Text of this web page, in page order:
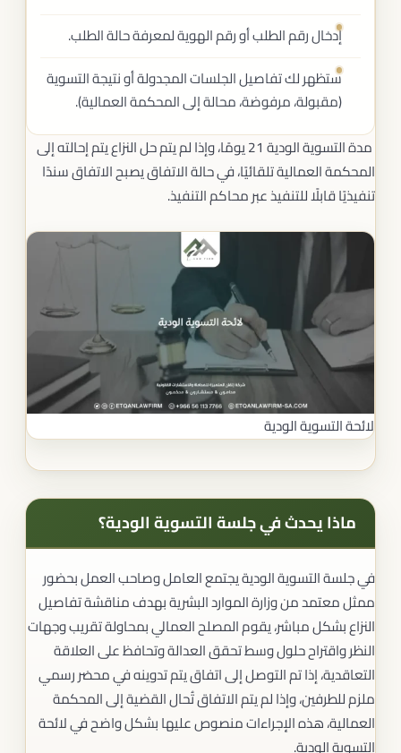
إدخال رقم الطلب أو رقم الهوية لمعرفة حالة الطلب.
ستظهر لك تفاصيل الجلسات المجدولة أو نتيجة التسوية
(مقبولة، مرفوضة، محالة إلى المحكمة العمالية).
مدة التسوية الودية 21 يومًا، وإذا لم يتم حل النزاع يتم إحالته إلى
المحكمة العمالية تلقائيًا، في حالة الاتفاق يصبح الاتفاق سندًا
تنفيذيًا قابلًا للتنفيذ عبر محاكم التنفيذ.
لائحة التسوية الودية
ماذا يحدث في جلسة التسوية الودية؟
في جلسة التسوية الودية يجتمع العامل وصاحب العمل بحضور
ممثل معتمد من وزارة الموارد البشرية بهدف مناقشة تفاصيل
النزاع بشكل مباشر، يقوم المصلح العمالي بمحاولة تقريب وجهات
النظر واقتراح حلول وسط تحقق العدالة وتحافظ على العلاقة
التعاقدية، إذا تم التوصل إلى اتفاق يتم تدوينه في محضر رسمي
ملزم للطرفين، وإذا لم يتم الاتفاق تُحال القضية إلى المحكمة
العمالية، هذه الإجراءات منصوص عليها بشكل واضح في لائحة
التسوية الودية.